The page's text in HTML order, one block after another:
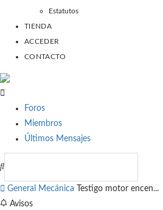
Estatutos
TIENDA
ACCEDER
CONTACTO
Foros
Miembros
Últimos Mensajes
General Mecánica
Testigo motor encen...
Avisos